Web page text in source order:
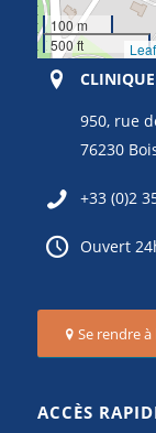
100 m
500 ft
950, rue
76230
+33 (0)2
Ouvert
Se rendre
ACCÈS